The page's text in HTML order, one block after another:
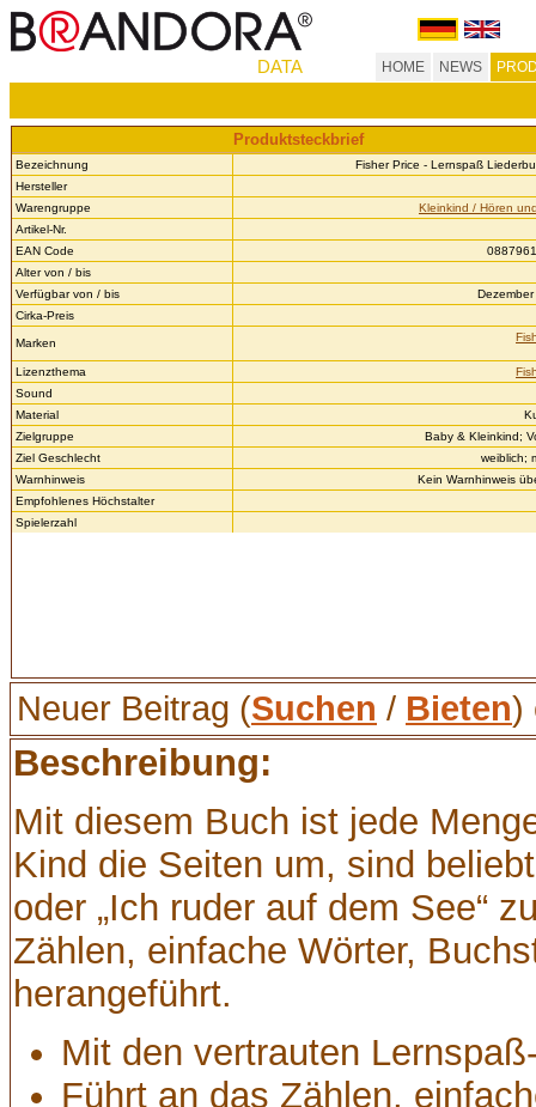
DATA HOME NEWS
Produktsteckbrief
Bezeichnung
Fisher Price - Lernspaß
Hersteller
Warengruppe
Kleinkind / Hören
Artikel-Nr.
EAN Code
Alter von / bis
Verfügbar von / bis
Cirka-Preis
Marken
Lizenzthema
Sound
Material
Zielgruppe
Baby & Kleinkind;
Ziel Geschlecht
weiblich;
Warnhinweis
Kein Warnhinweis
Empfohlenes Höchstalter
Spielerzahl
Neuer Beitrag (Suchen / Bieten)
Beschreibung:
Mit diesem Buch ist jede
Kind die Seiten um, sind
oder „Ich ruder auf dem See“
Zählen, einfache Wörter,
herangeführt.
Mit den vertrauten
Führt an das Zählen,